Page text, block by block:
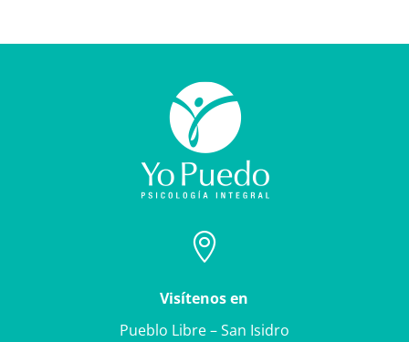

Visítenos en
Pueblo Libre – San Isidro